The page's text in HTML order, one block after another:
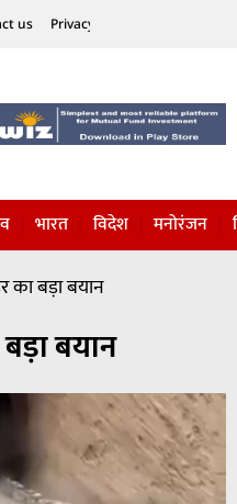
us Privacy Policy
भारत विदेश मनोरंजन
का बड़ा बयान
बयान